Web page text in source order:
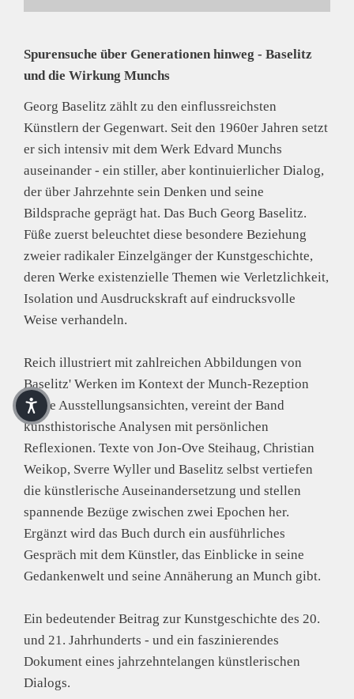
Deutschland
Sicherheitshinweis entsprechend Art. 9 Abs. 7 S. 2 der
GPSR
Spurensuche über Generationen hinweg - Baselitz
und die Wirkung Munchs
Georg Baselitz zählt zu den einflussreichsten
Künstlern der Gegenwart. Seit den 1960er Jahren setzt
er sich intensiv mit dem Werk Edvard Munchs
auseinander - ein stiller, aber kontinuierlicher Dialog,
der über Jahrzehnte sein Denken und seine
Bildsprache geprägt hat. Das Buch Georg Baselitz.
Füße zuerst beleuchtet diese besondere Beziehung
zweier radikaler Einzelgänger der Kunstgeschichte,
deren Werke existenzielle Themen wie Verletzlichkeit,
Isolation und Ausdruckskraft auf eindrucksvolle
Weise verhandeln.
Reich illustriert mit zahlreichen Abbildungen von
Baselitz' Werken im Kontext der Munch-Rezeption
sowie Ausstellungsansichten, vereint der Band
kunsthistorische Analysen mit persönlichen
Reflexionen. Texte von Jon-Ove Steihaug, Christian
Weikop, Sverre Wyller und Baselitz selbst vertiefen
die künstlerische Auseinandersetzung und stellen
spannende Bezüge zwischen zwei Epochen her.
Ergänzt wird das Buch durch ein ausführliches
Gespräch mit dem Künstler, das Einblicke in seine
Gedankenwelt und seine Annäherung an Munch gibt.
Ein bedeutender Beitrag zur Kunstgeschichte des 20.
und 21. Jahrhunderts - und ein faszinierendes
Dokument eines jahrzehntelangen künstlerischen
Dialogs.